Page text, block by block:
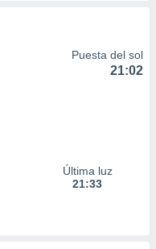
Puesta del sol
21:02
Última luz
21:33